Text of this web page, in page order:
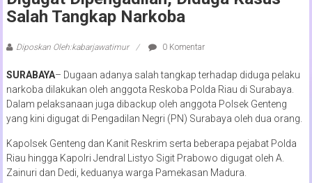
Salah Tangkap Narkoba
Diposkan Oleh:kabarjawatimur 0 Komentar
SURABAYA– Dugaan adanya salah tangkap terhadap diduga pelaku
narkoba dilakukan oleh anggota Reskoba Polda Riau di Surabaya.
Dalam pelaksanaan juga dibackup oleh anggota Polsek Genteng
yang kini digugat di Pengadilan Negri (PN) Surabaya oleh dua orang.
Kapolsek Genteng dan Kanit Reskrim serta beberapa pejabat Polda
Riau hingga Kapolri Jendral Listyo Sigit Prabowo digugat oleh A.
Zainuri dan Dedi, keduanya warga Pamekasan Madura.